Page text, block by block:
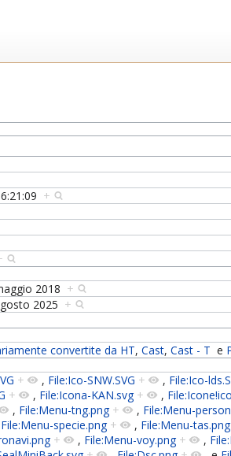
+
2018 +
2025 +
convertite da HT,Cast,Cast - T e
+ , File:Ico-SNW.SVG + , File:Ico-
+ , File:Icona-KAN.svg + ,
, File:Menu-tng.png + , File:Menu-
File:Menu-specie.png + , File:Menu-tas.png
+ , File:Menu-voy.png + ,